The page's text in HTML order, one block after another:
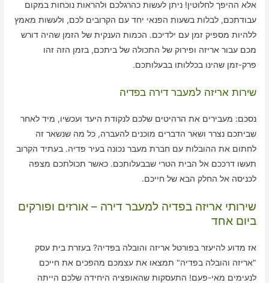
אלא ההיפך לחלוטין! ניתן לעשות כהרגלכם ולהראות נוכחות במקום
עבודתכם, לבלות בשעות הפנאי יחד עם הקרובים לכם, ולעשות מאמץ
ללהיות מספיק זמן עם ילדיכם. הכמות הענקית של הזמן שהיה דורש
מכם עבור אריזה ופירוק של התכולה של ביתכם, בזמן הזה זהו
פרק-זמן שהינו בכללותו בבעלותכם.
שירות אריזה למעבר דירה בפדיה
נסכם: מעבירים את הרהיטים שלכם לנקודת היעד ועכשיו, מיד לאחר
שביתכם נצרר ושאר הדברים מוכנים להעברה, כל מה שנשאר זה
לחתום את ההובלות עם חברת מעבר נכונה בעיר פדיה. בעתיד הקרוב
תעשו דרככם אל הבית הטרי שבבעלותכם. כאשר תכולתכם מצפה
לכניסה אל החלק הבא של חייכם.
שירותי אריזה בפדיה למעבר דירה – אורזים ופורקים
ביום אחד
אז מדוע להיעזר בפורטל אריזה והובלה בפדיה? בעזרת בית עסק
"אריזה והובלה בפדיה" תמצאו את עצמכם מהפכים את חייכם
לנעימים מאי-פעם! התעסקות שהאופציה היחידה שלכם הייתה